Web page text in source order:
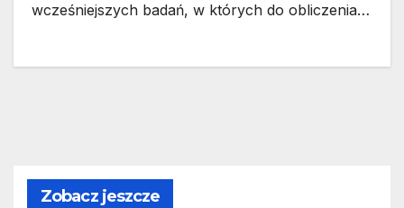
wcześniejszych badań, w których do obliczenia…
Zobacz jeszcze